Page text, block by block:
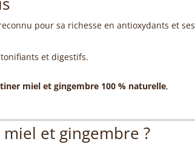
pour sa richesse en antioxydants et ses
et digestifs.
miel et gingembre 100 % naturelle,
et gingembre ?